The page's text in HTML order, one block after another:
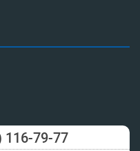
116-79-77